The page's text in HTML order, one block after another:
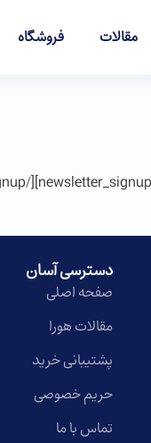
مقالات فروشگاه
دسترسی آسان
صفحه اصلی
مقالات هورا
پشتیبانی خرید
حریم خصوصی
تماس با ما